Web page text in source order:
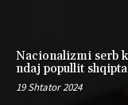
Nacionalizmi serb
ndaj popullit
19 Shtator 2024